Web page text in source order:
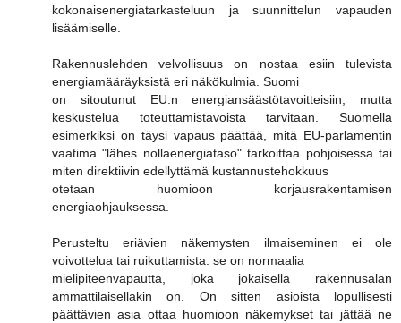
kokonaisenergiatarkasteluun ja suunnittelun vapauden
lisäämiselle.
Rakennuslehden velvollisuus on nostaa esiin tulevista
energiamääräyksistä eri näkökulmia. Suomi
on sitoutunut EU:n energiansäästötavoitteisiin, mutta
keskustelua toteuttamistavoista tarvitaan. Suomella
esimerkiksi on täysi vapaus päättää, mitä EU-parlamentin
vaatima "lähes nollaenergiataso" tarkoittaa pohjoisessa tai
miten direktiivin edellyttämä kustannustehokkuus
otetaan huomioon korjausrakentamisen
energiaohjauksessa.
Perusteltu eriävien näkemysten ilmaiseminen ei ole
voivottelua tai ruikuttamista. se on normaalia
mielipiteenvapautta, joka jokaisella rakennusalan
ammattilaisellakin on. On sitten asioista lopullisesti
päättävien asia ottaa huomioon näkemykset tai jättää ne